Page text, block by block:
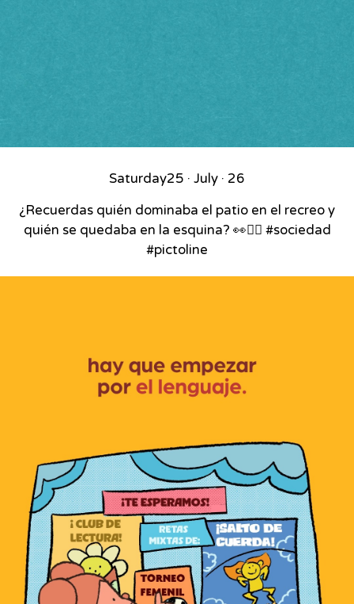
Saturday25 · July · 26
¿Recuerdas quién dominaba el patio en el recreo y
quién se quedaba en la esquina? 👀🏃‍♂️ #sociedad
#pictoline